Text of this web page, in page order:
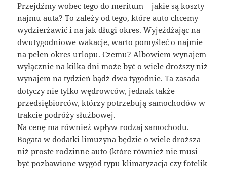
Przejdźmy wobec tego do meritum – jakie są koszty
najmu auta? To zależy od tego, które auto chcemy
wydzierżawić i na jak długi okres. Wyjeżdżając na
dwutygodniowe wakacje, warto pomyśleć o najmie
na pełen okres urlopu. Czemu? Albowiem wynajem
wyłącznie na kilka dni może być o wiele droższy niż
wynajem na tydzień bądź dwa tygodnie. Ta zasada
dotyczy nie tylko wędrowców, jednak także
przedsiębiorców, którzy potrzebują samochodów w
trakcie podróży służbowej.
Na cenę ma również wpływ rodzaj samochodu.
Bogata w dodatki limuzyna będzie o wiele droższa
niż proste rodzinne auto (które również nie musi
być pozbawione wygód typu klimatyzacja czy fotelik